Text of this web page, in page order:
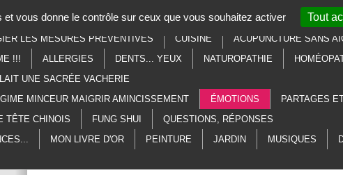
ESOTÉRISME LITHOTHÉRAPIE
AU SECOURS, À L'AIDE, MERCI
LES MESURES PRÉVENTIVES
CUISINE ACUPUNCTURE SANS
!!!
ALLERGIES DENTS... YEUX NATUROPATHIE
UNE SACRÉE VACHERIE
MINCEUR MAIGRIR AMINCISSEMENT
ÉMOTIONS
PARTAGES
TÊTE CHINOIS FUNG SHUI
QUESTIONS, RÉPONSES
MON LIVRE D'OR PEINTURE JARDIN MUSIQUES
vous donne le contrôle sur ceux que vous souhaitez activer Tout